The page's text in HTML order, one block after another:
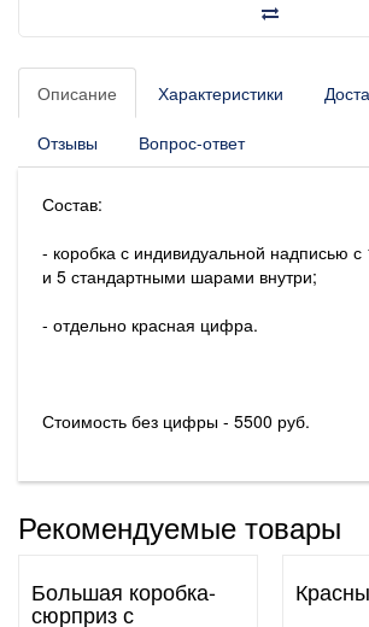
Описание Характеристики
Отзывы Вопрос-ответ
Состав:
- коробка с индивидуальной надписью
и 5 стандартными шарами внутри;
- отдельно красная цифра.
Стоимость без цифры - 5500 руб.
Рекомендуемые товары
Большая коробка-
сюрприз с